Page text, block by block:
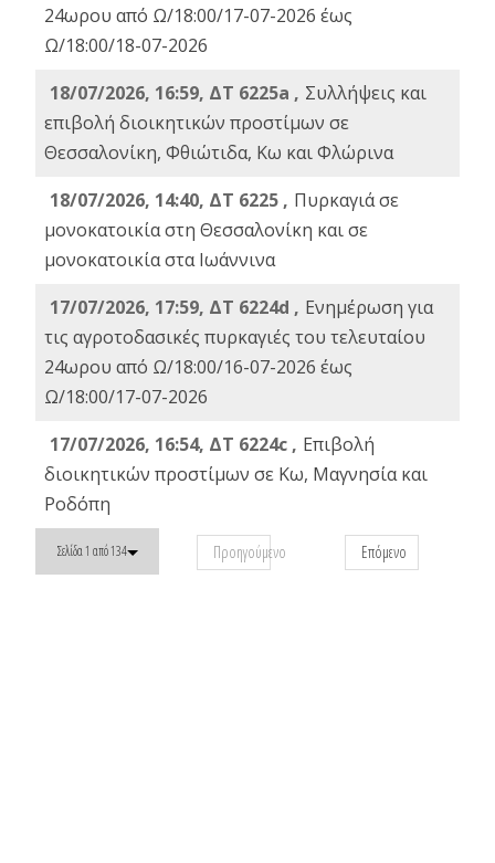
24ωρου από Ω/18:00/17-07-2026 έως
Ω/18:00/18-07-2026
18/07/2026, 16:59, ΔT 6225a , Συλλήψεις και
επιβολή διοικητικών προστίμων σε
Θεσσαλονίκη, Φθιώτιδα, Κω και Φλώρινα
18/07/2026, 14:40, ΔΤ 6225 , Πυρκαγιά σε
μονοκατοικία στη Θεσσαλονίκη και σε
μονοκατοικία στα Ιωάννινα
17/07/2026, 17:59, ΔΤ 6224d , Ενημέρωση για
τις αγροτοδασικές πυρκαγιές του τελευταίου
24ωρου από Ω/18:00/16-07-2026 έως
Ω/18:00/17-07-2026
17/07/2026, 16:54, ΔΤ 6224c , Επιβολή
διοικητικών προστίμων σε Κω, Μαγνησία και
Ροδόπη
Σελίδα 1 από 134 Προηγούμενο Επόμενο